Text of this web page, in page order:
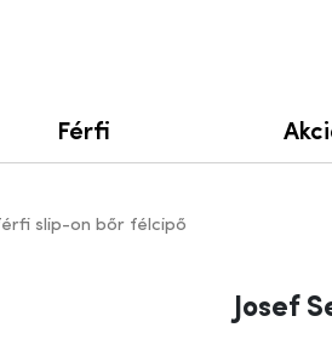
Férfi
slip-on bőr félcipő
Josef